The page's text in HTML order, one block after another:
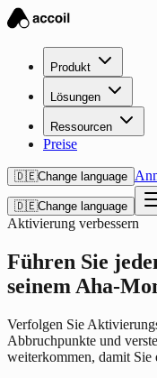
Produkt
Lösungen
Ressourcen
Preise
🇩🇪Change language
🇩🇪Change language
Aktivierung verbessern
Führen Sie
seinem Aha-
Verfolgen Sie
Abbruchpunkte und
weiterkommen, damit Sie